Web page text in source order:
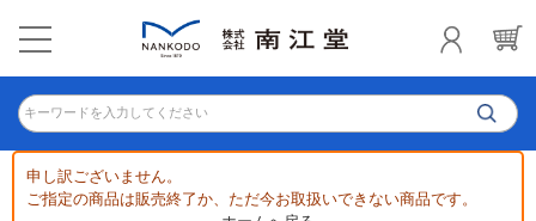
キーワードを入力してください
申し訳ございません。
ご指定の商品は販売終了か、ただ今お取扱いできない商品です。